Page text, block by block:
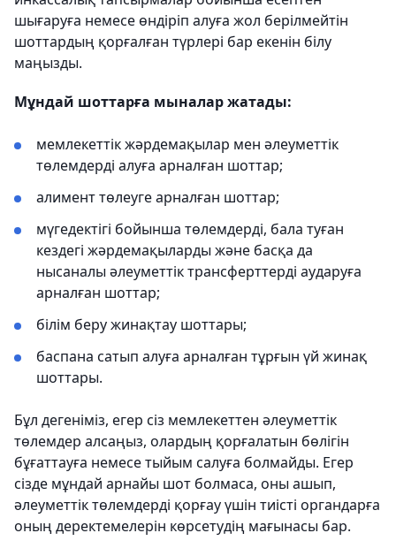
шығаруға немесе өндіріп алуға жол берілмейтін
шоттардың қорғалған түрлері бар екенін білу
маңызды.
Мұндай шоттарға мыналар жатады:
мемлекеттік жәрдемақылар мен әлеуметтік
төлемдерді алуға арналған шоттар;
алимент төлеуге арналған шоттар;
мүгедектігі бойынша төлемдерді, бала туған
кездегі жәрдемақыларды және басқа да
нысаналы әлеуметтік трансферттерді аударуға
арналған шоттар;
білім беру жинақтау шоттары;
баспана сатып алуға арналған тұрғын үй жинақ
шоттары.
Бұл дегеніміз, егер сіз мемлекеттен әлеуметтік
төлемдер алсаңыз, олардың қорғалатын бөлігін
бұғаттауға немесе тыйым салуға болмайды. Егер
сізде мұндай арнайы шот болмаса, оны ашып,
әлеуметтік төлемдерді қорғау үшін тиісті органдарға
оның деректемелерін көрсетудің мағынасы бар.